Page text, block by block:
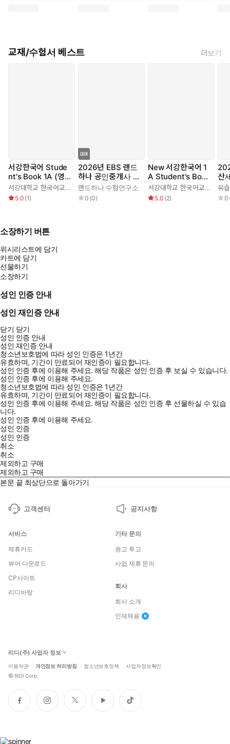
교재/수험서 베스트 더보기
서강한국어 Stude
nt's Book 1A (영
어판) 3rd edition서강대학교 한국어교육원
5.0 (1)
2026년 EBS 랜드
하나 공인중개사 올
인원요약집_부동산
공시법
랜드하나 수험연구소
0 (0)
New 서강한국어 1
A Student's Book
(영어판)
서강대학교 한국어교육원
5.0 (2)
산
편
무
유
0
소장하기 버튼
위시리스트에 담기
카트에 담기
선물하기
소장하기
성인 인증 안내
성인 재인증 안내
닫기 닫기
성인 인증 안내
성인 재인증 안내
청소년보호법에 따라 성인 인증은 1년간
유효하며, 기간이 만료되어 재인증이 필요합니다.
성인 인증 후에 이용해 주세요.해당 작품은 성인 인증 후 보실 수 있습니다.
성인 인증 후에 이용해 주세요.
청소년보호법에 따라 성인 인증은 1년간
유효하며, 기간이 만료되어 재인증이 필요합니다.
성인 인증 후에 이용해 주세요.해당 작품은 성인 인증 후 선물하실 수 있습
니다.
성인 인증 후에 이용해 주세요.
성인 인증
성인 인증
취소
취소
제외하고 구매
제외하고 구매
본문 끝 최상단으로 돌아가기
고객센터 공지사항
서비스
제휴카드
뷰어 다운로드
CP사이트
리디바탕
기타 문의
원고 투고
사업 제휴 문의
회사
회사 소개
인재채용
리디(주) 사업자 정보
이용약관 개인정보 처리방침 청소년보호정책 사업자정보확인
© RIDI Corp.
페
이
인
스
트
위
유
튜
틱
톡